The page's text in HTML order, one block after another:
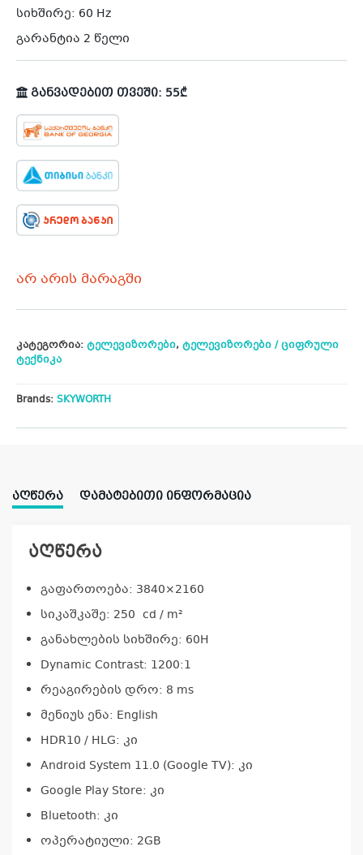
სიხშირე: 60 Hz
გარანტია 2 წელი
განვადებით თვეში: 55₾
არ არის მარაგში
კატეგორია: ტელევიზორები, ტელევიზორები / ციფრული
ტექნიკა
Brands: SKYWORTH
ᲐᲦᲬᲔᲠᲐ ᲓᲐᲛᲐᲢᲔᲑᲘᲗᲘ ᲘᲜᲤᲝᲠᲛᲐᲪᲘᲐ
აღწერა
გაფართოება: 3840×2160
სიკაშკაშე: 250 cd / m²
განახლების სიხშირე: 60H
Dynamic Contrast: 1200:1
რეაგირების დრო: 8 ms
მენიუს ენა: English
HDR10 / HLG: კი
Android System 11.0 (Google TV): კი
Google Play Store: კი
Bluetooth: კი
ოპერატიული: 2GB